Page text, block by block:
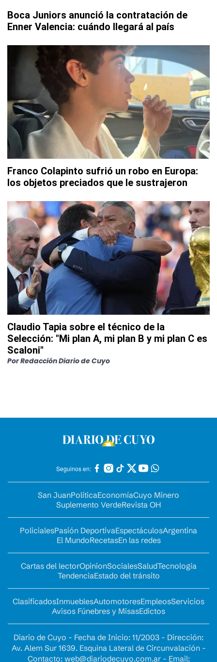
Boca Juniors anunció la contratación de
Enner Valencia: cuándo llegará al país
Franco Colapinto sufrió un robo en Europa:
los objetos preciados que le sustrajeron
Claudio Tapia sobre el técnico de la
Selección: "Mi plan A, mi plan B y mi plan C es
Scaloni"
PorRedacción Diario de Cuyo
Seguinos en:
San JuanPolíticaEconomíaCuyo Minero
Suplemento VerdeRevista OH
PolicialesPasión DeportivaEspectáculosArgentina
El MundoRecetasEn las redes
Cartas del lectorOpinionSocialesSaludTecnología
TendenciaEstado del tránsito
ClasificadosInmueblesAutomotoresEmpleosServicios
Avisos Fúnebres y MisasEdictos
Diario de Cuyo - Fecha de Inicio: 11/2003 - Dirección:
Av. Alem Sur 1639. Esquina Lateral de Circunvalación -
Contacto: web@diariodecuyo.com.ar- Email: